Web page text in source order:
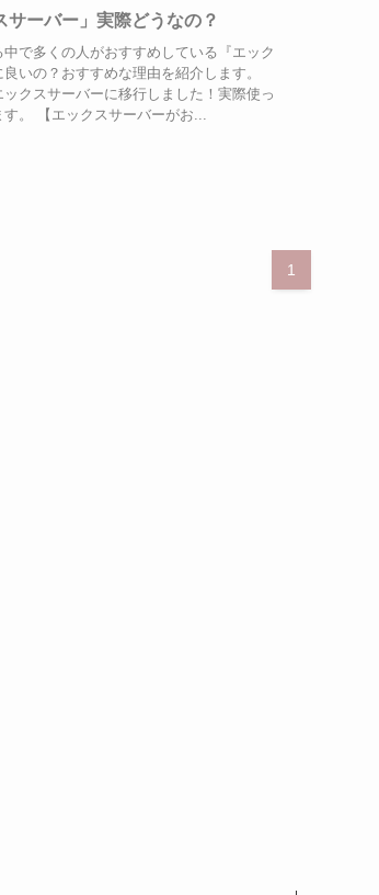
サーバー」実際どうなの？
で多くの人がおすすめしている『エック
いの？おすすめな理由を紹介します。
クスサーバーに移行しました！実際使っ
。 【エックスサーバーがお...
1